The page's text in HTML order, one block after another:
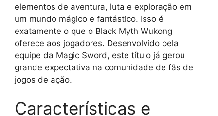
elementos de aventura, luta e exploração em
um mundo mágico e fantástico. Isso é
exatamente o que o Black Myth Wukong
oferece aos jogadores. Desenvolvido pela
equipe da Magic Sword, este título já gerou
grande expectativa na comunidade de fãs de
jogos de ação.
Características e